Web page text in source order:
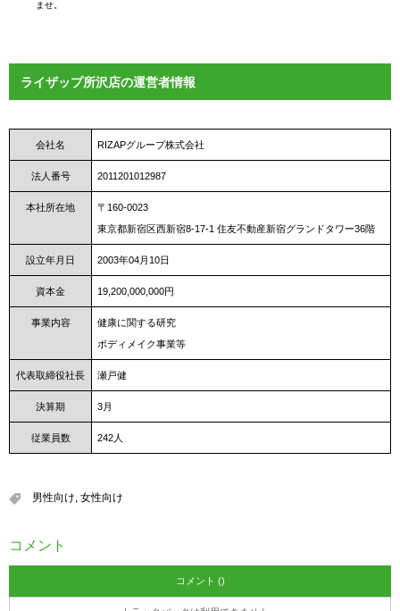
ませ。
ライザップ所沢店の運営者情報
会社名 RIZAPグループ株式会社
法人番号 2011201012987
本社所在地
〒160-0023
東京都新宿区西新宿8-17-1 住友不動産新宿グランドタワー36階
設立年月日 2003年04月10日
資本金 19,200,000,000円
事業内容
健康に関する研究
ボディメイク事業等
代表取締役社長 瀬戸健
決算期 3月
従業員数 242人
男性向け, 女性向け
コメント
コメント ()